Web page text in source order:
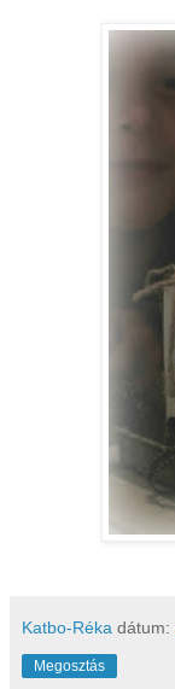
Katbo-Réka dátum:
Megosztás